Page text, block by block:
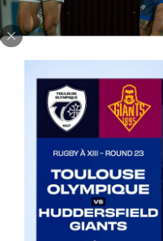
Fin de l’aventure Olympienne
6 août 2026